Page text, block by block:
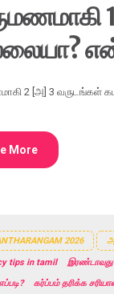
2 [அ] 3
More
2026
tips in tamil இரண்டாவது
கர்ப்பம் தரிக்க